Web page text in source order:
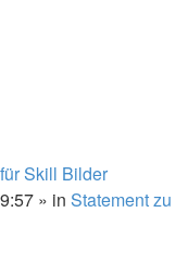
Skill Bilder
» in Statement zu